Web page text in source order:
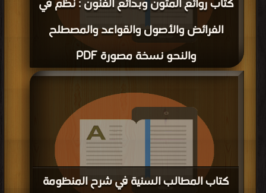
كتاب روائع المتون وبدائع الفنون : نظم في
الفرائض والأصول والقواعد والمصطلح
والنحو نسخة مصورة PDF
قراءة و تحميل كتاب كتاب روائع المتون وبدائع الفنون : نظم في الفرائض والأصول
والقواعد والمصطلح والنحو نسخة مصورة PDF مجانا | مكتبة >
Download
كتاب المطالب السنية في شرح المنظومة